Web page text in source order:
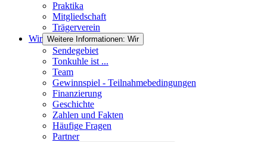
Praktika
Mitgliedschaft
Trägerverein
Wir Weitere Informationen: Wir
Sendegebiet
Tonkuhle ist ...
Team
Gewinnspiel - Teilnahmebedingungen
Finanzierung
Geschichte
Zahlen und Fakten
Häufige Fragen
Partner